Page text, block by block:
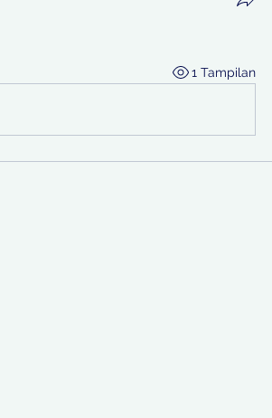
1 Tampilan